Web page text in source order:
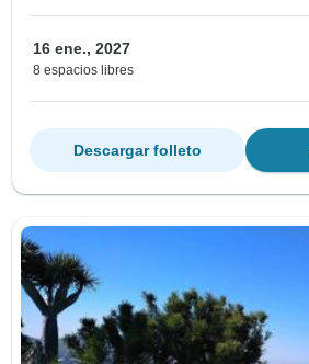
16 ene., 2027
8 espacios libres
Descargar folleto